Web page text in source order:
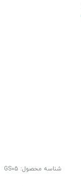
شناسه محصول: GS05